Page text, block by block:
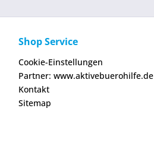
Shop Service
Cookie-Einstellungen
Partner: www.aktivebuerohilfe.de
Kontakt
Sitemap